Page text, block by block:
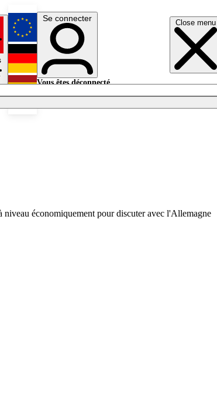
Close menu
English
Deutsch
Se connecter
Vous êtes déconnecté.
économiquement pour discuter avec l'Allemagne